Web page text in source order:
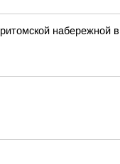
набережной